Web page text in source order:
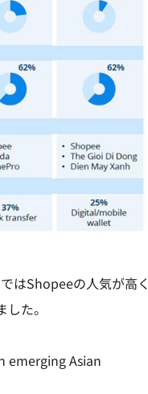
はShopeeの人気が高く
た。
emerging Asian